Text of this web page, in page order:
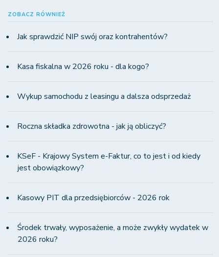
ZOBACZ RÓWNIEŻ
Jak sprawdzić NIP swój oraz kontrahentów?
Kasa fiskalna w 2026 roku - dla kogo?
Wykup samochodu z leasingu a dalsza odsprzedaż
Roczna składka zdrowotna - jak ją obliczyć?
KSeF - Krajowy System e-Faktur, co to jest i od kiedy
jest obowiązkowy?
Kasowy PIT dla przedsiębiorców - 2026 rok
Środek trwały, wyposażenie, a może zwykły wydatek w
2026 roku?